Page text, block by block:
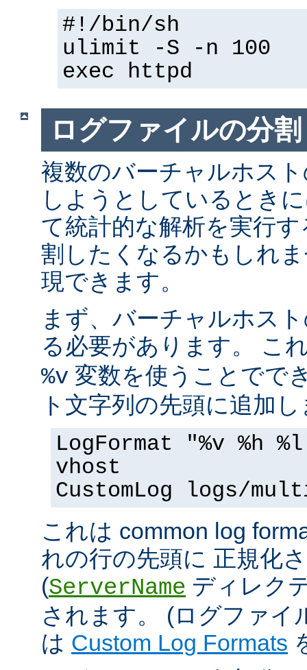
#!/bin/sh
ulimit -S -n 100
exec httpd
ログファイルの分割
複数のバーチャルホス
しようとしているとき
て統計的な解析を実行
割したくなるかもしれ
現できます。
まず、バーチャルホス
る必要があります。 こ
%v 変数を使うことでで
ト文字列の先頭に追加
LogFormat "%v %h
vhost
CustomLog logs/
これは common log
れの行の先頭に 正規化
(ServerName ディレク
されます。 (ログファイ
は Custom Log Formats